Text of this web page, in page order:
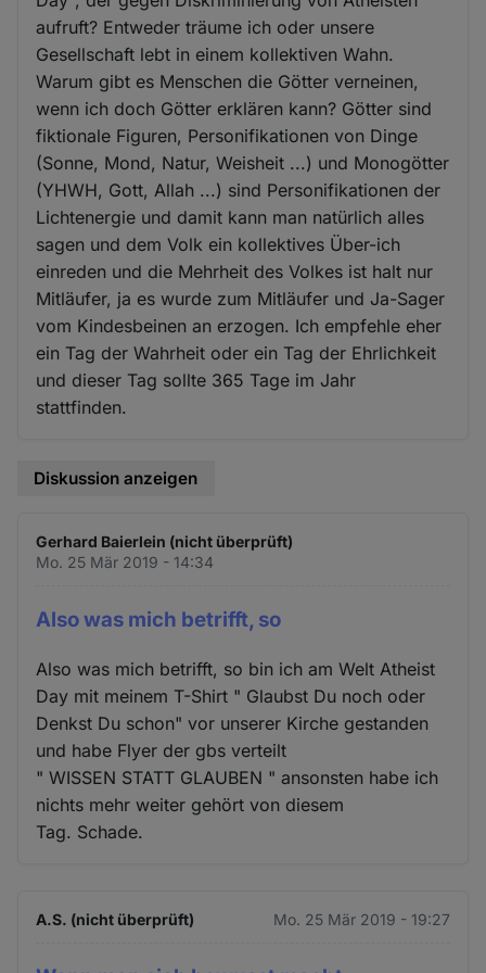
aufruft? Entweder träume ich oder unsere
Gesellschaft lebt in einem kollektiven Wahn.
Warum gibt es Menschen die Götter verneinen,
wenn ich doch Götter erklären kann? Götter sind
fiktionale Figuren, Personifikationen von Dinge
(Sonne, Mond, Natur, Weisheit ...) und Monogötter
(YHWH, Gott, Allah ...) sind Personifikationen der
Lichtenergie und damit kann man natürlich alles
sagen und dem Volk ein kollektives Über-ich
einreden und die Mehrheit des Volkes ist halt nur
Mitläufer, ja es wurde zum Mitläufer und Ja-Sager
vom Kindesbeinen an erzogen. Ich empfehle eher
ein Tag der Wahrheit oder ein Tag der Ehrlichkeit
und dieser Tag sollte 365 Tage im Jahr
stattfinden.
Diskussion anzeigen
Gerhard Baierlein (nicht überprüft)
Mo. 25 Mär 2019 - 14:34
Also was mich betrifft, so
Also was mich betrifft, so bin ich am Welt Atheist
Day mit meinem T-Shirt " Glaubst Du noch oder
Denkst Du schon" vor unserer Kirche gestanden
und habe Flyer der gbs verteilt
" WISSEN STATT GLAUBEN " ansonsten habe ich
nichts mehr weiter gehört von diesem
Tag. Schade.
A.S. (nicht überprüft) Mo. 25 Mär 2019 - 19:27